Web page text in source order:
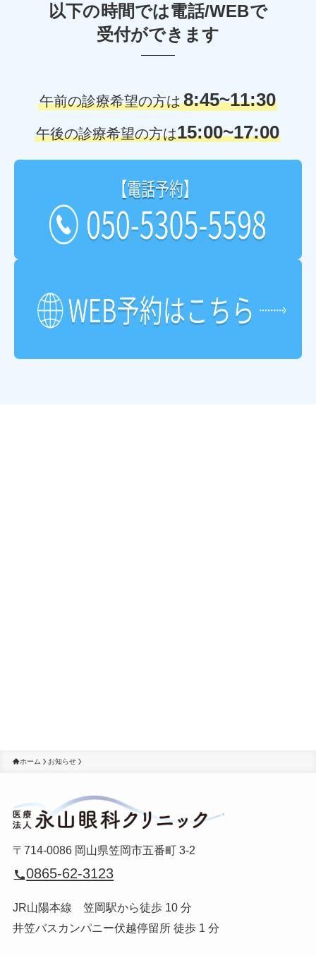
以下の時間では電話/WEBで
受付ができます
午前の診療希望の方は8:45~11:30
午後の診療希望の方は15:00~17:00
ホーム お知らせ
〒714-0086 岡山県笠岡市五番町 3-2
0865-62-3123
JR山陽本線 笠岡駅から徒歩 10 分
井笠バスカンパニー伏越停留所 徒歩 1 分